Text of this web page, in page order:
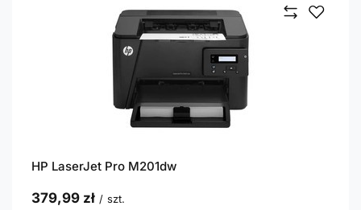
HP LaserJet Pro M201dw
379,99 zł / szt.